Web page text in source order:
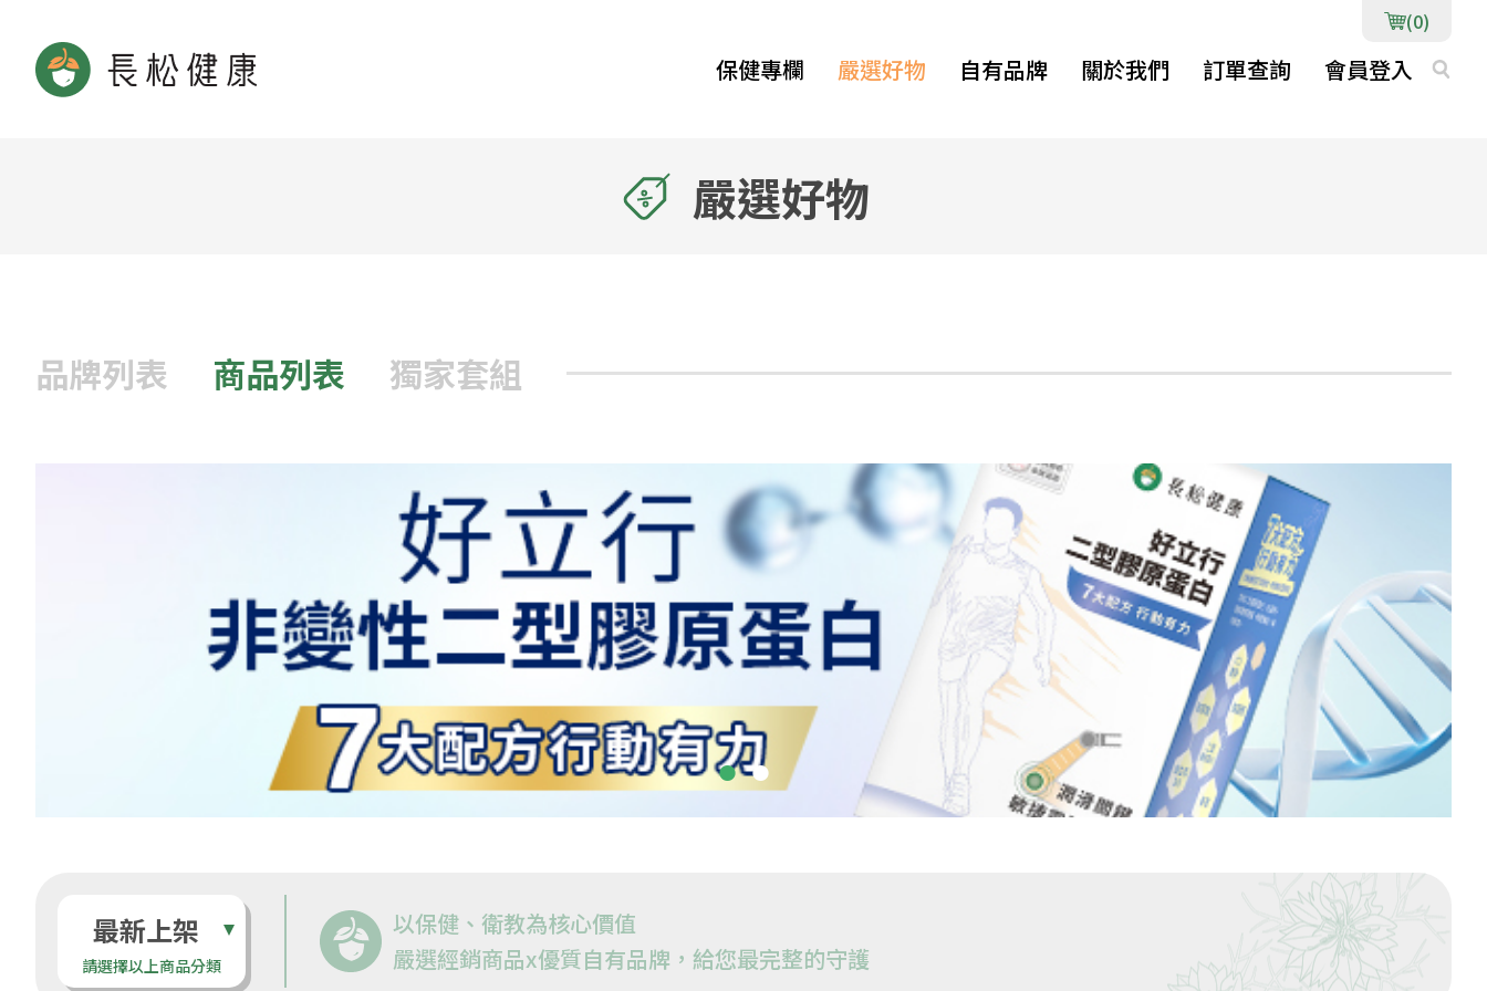
保健專欄 嚴選好物 自有品牌 關於我們 訂單查詢 會員登入
(0)
嚴選好物
品牌列表 商品列表 獨家套組
最新上架
請選擇以上商品分類
以保健、衛教為核心價值
嚴選經銷商品x優質自有品牌，給您最完整的守護